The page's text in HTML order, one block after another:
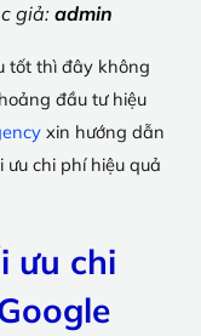
giả: admin
tốt thì đây không
đầu tư hiệu
xin hướng dẫn
chi phí hiệu quả
ưu chi